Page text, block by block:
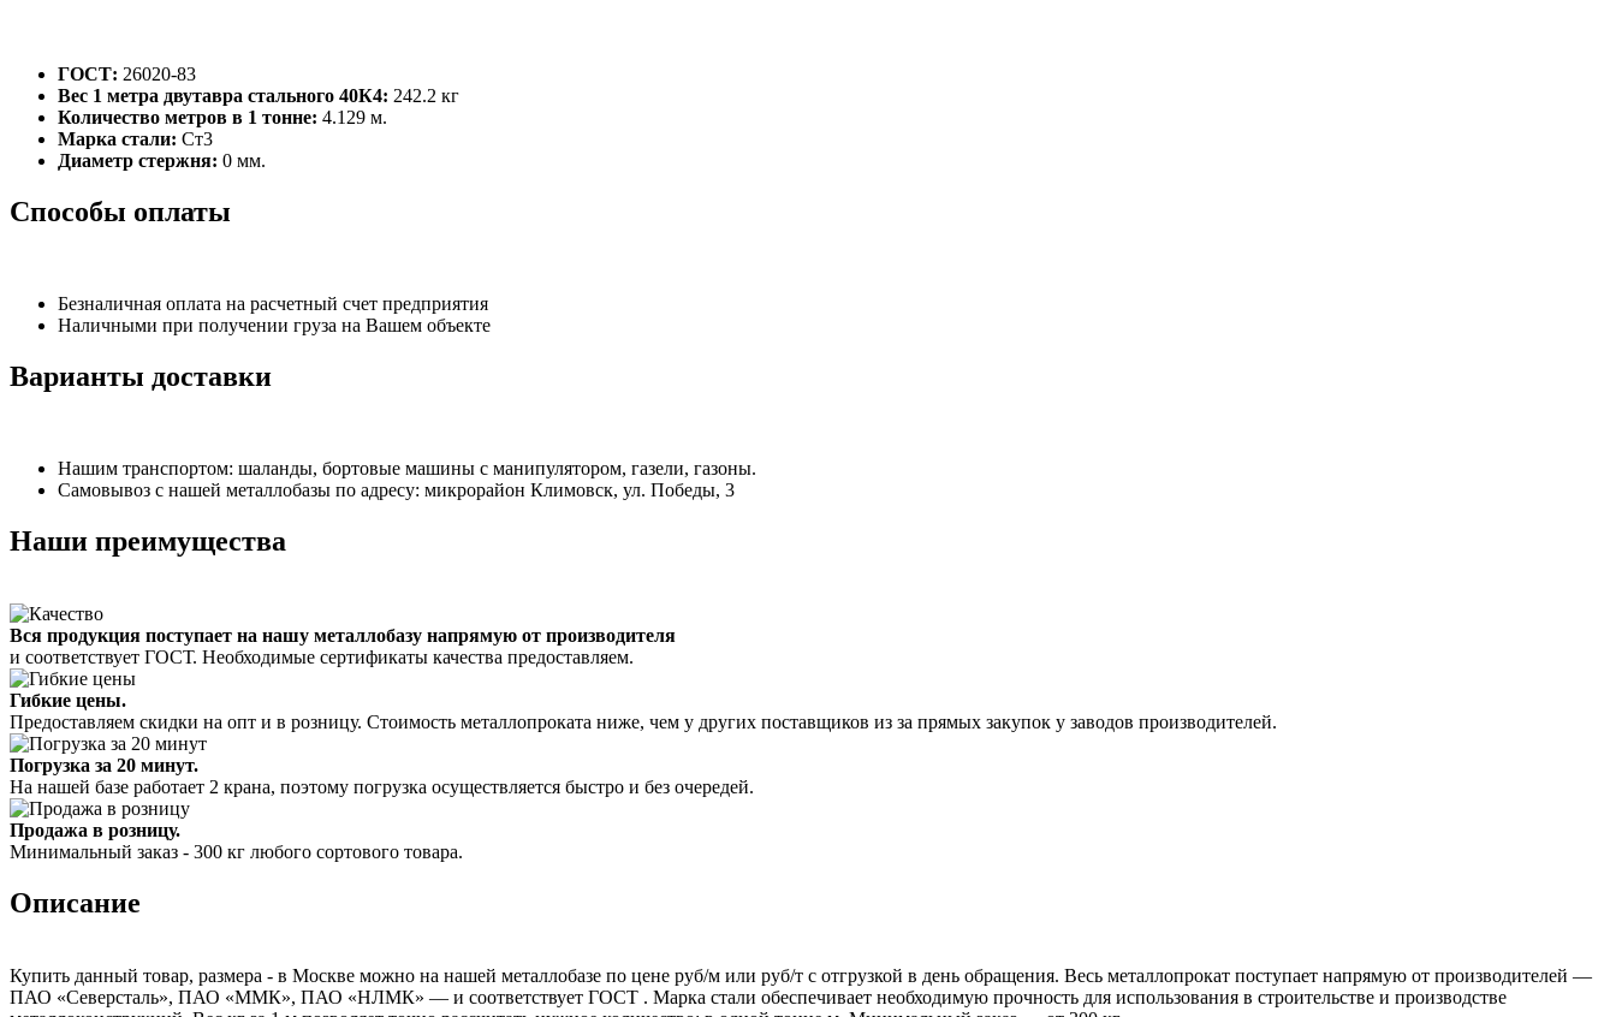
ГОСТ: 26020-83
Вес 1 метра двутавра стального 40К4: 242.2 кг
Количество метров в 1 тонне: 4.129 м.
Марка стали: Ст3
Диаметр стержня: 0 мм.
Способы оплаты
Безналичная оплата на расчетный счет предприятия
Наличными при получении груза на Вашем объекте
Варианты доставки
Нашим транспортом: шаланды, бортовые машины с манипулятором, газели, газоны.
Самовывоз с нашей металлобазы по адресу: микрорайон Климовск, ул. Победы, 3
Наши преимущества
Вся продукция поступает на нашу металлобазу напрямую от производителя
и соответствует ГОСТ. Необходимые сертификаты качества предоставляем.
Гибкие цены.
Предоставляем скидки на опт и в розницу. Стоимость металлопроката ниже, чем у других поставщиков из за прямых закупок у заводов производителей.
Погрузка за 20 минут.
На нашей базе работает 2 крана, поэтому погрузка осуществляется быстро и без очередей.
Продажа в розницу.
Минимальный заказ - 300 кг любого сортового товара.
Описание
Купить данный товар, размера - в Москве можно на нашей металлобазе по цене руб/м или руб/т с отгрузкой в день обращения. Весь металлопрокат поступает напрямую от производителей —
ПАО «Северсталь», ПАО «ММК», ПАО «НЛМК» — и соответствует ГОСТ . Марка стали обеспечивает необходимую прочность для использования в строительстве и производстве